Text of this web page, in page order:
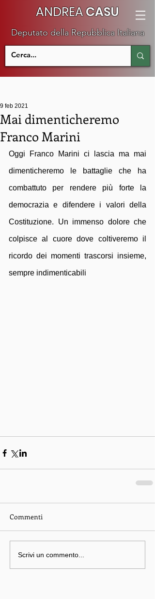
ANDREACASU
Deputato della Repubblica Italiana
Mai dimenticheremo
Franco Marini
9 feb 2021
Oggi Franco Marini ci lascia ma mai
dimenticheremo le battaglie che ha
combattuto per rendere più forte la
democrazia e difendere i valori della
Costituzione. Un immenso dolore che
colpisce al cuore dove coltiveremo il
ricordo dei momenti trascorsi insieme,
sempre indimenticabili
Commenti
Scrivi un commento...